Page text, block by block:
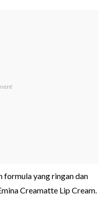
formula yang ringan dan
Creamatte Lip Cream.